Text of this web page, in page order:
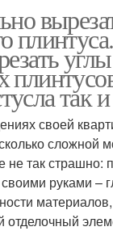
углы
так и
своей
сложной
не так страшно:
руками –
отделочный